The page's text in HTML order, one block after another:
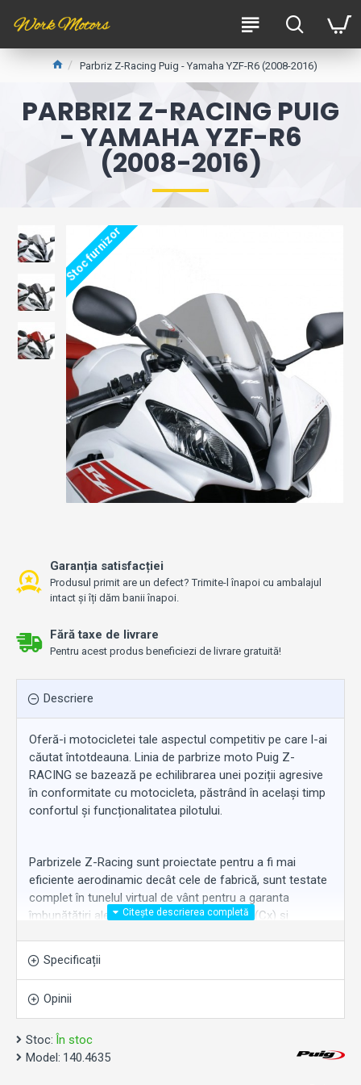
Parbriz Z-Racing Puig - Yamaha YZF-R6 (2008-2016)
PARBRIZ Z-RACING PUIG
- YAMAHA YZF-R6
(2008-2016)
Stoc furnizor
Fără taxe de livrare
Pentru acest produs beneficiezi de livrare gratuită!
Garanția satisfacției
Produsul primit are un defect? Trimite-l înapoi cu ambalajul
intact și îți dăm banii înapoi.
Descriere
Oferă-i motocicletei tale aspectul competitiv pe care l-ai
căutat întotdeauna. Linia de parbrize moto Puig Z-
RACING se bazează pe echilibrarea unei poziții agresive
în conformitate cu motocicleta, păstrând în același timp
confortul și funcționalitatea pilotului.
Parbrizele Z-Racing sunt proiectate pentru a fi mai
eficiente aerodinamic decât cele de fabrică, sunt testate
complet în tunelul virtual de vânt pentru a garanta
îmbunătățiri ale coeficientului aerodinamic (Cx) și
superioară a trunchiului. Între timp, canalele laterale
reduce presiunea aerului de pe umerii pilotului.
Parbrizul Puig Z-Racing este proiectat și fabricat în
Specificații
Opinii
Stoc: În stoc
Model: 140.4635